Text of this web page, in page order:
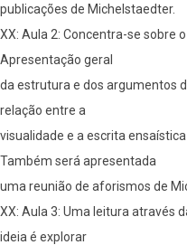
publicações de Michelstaedter.
XX: Aula 2: Concentra-se sobre
Apresentação geral
da estrutura e dos argumentos
relação entre a
visualidade e a escrita
Também será apresentada
uma reunião de aforismos de
XX: Aula 3: Uma leitura através
ideia é explorar